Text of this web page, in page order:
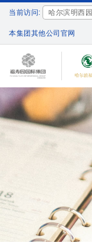
当前访问: 哈尔滨明西园
本集团其他公司官网